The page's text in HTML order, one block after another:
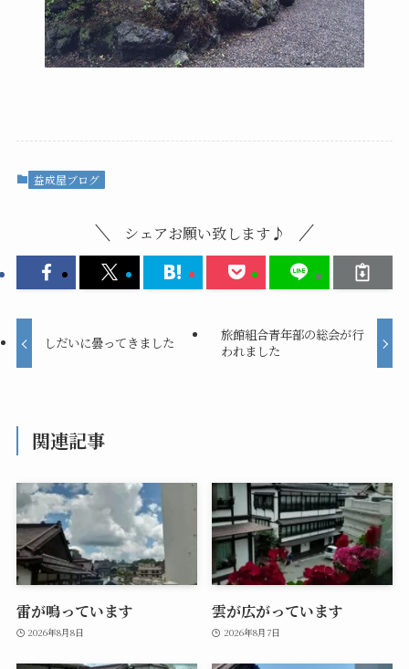
益成屋ブログ
シェアお願い致します♪
しだいに曇ってきました
旅館組合青年部の総会が行
われました
関連記事
雷が鳴っています
2026年8月8日
雲が広がっています
2026年8月7日